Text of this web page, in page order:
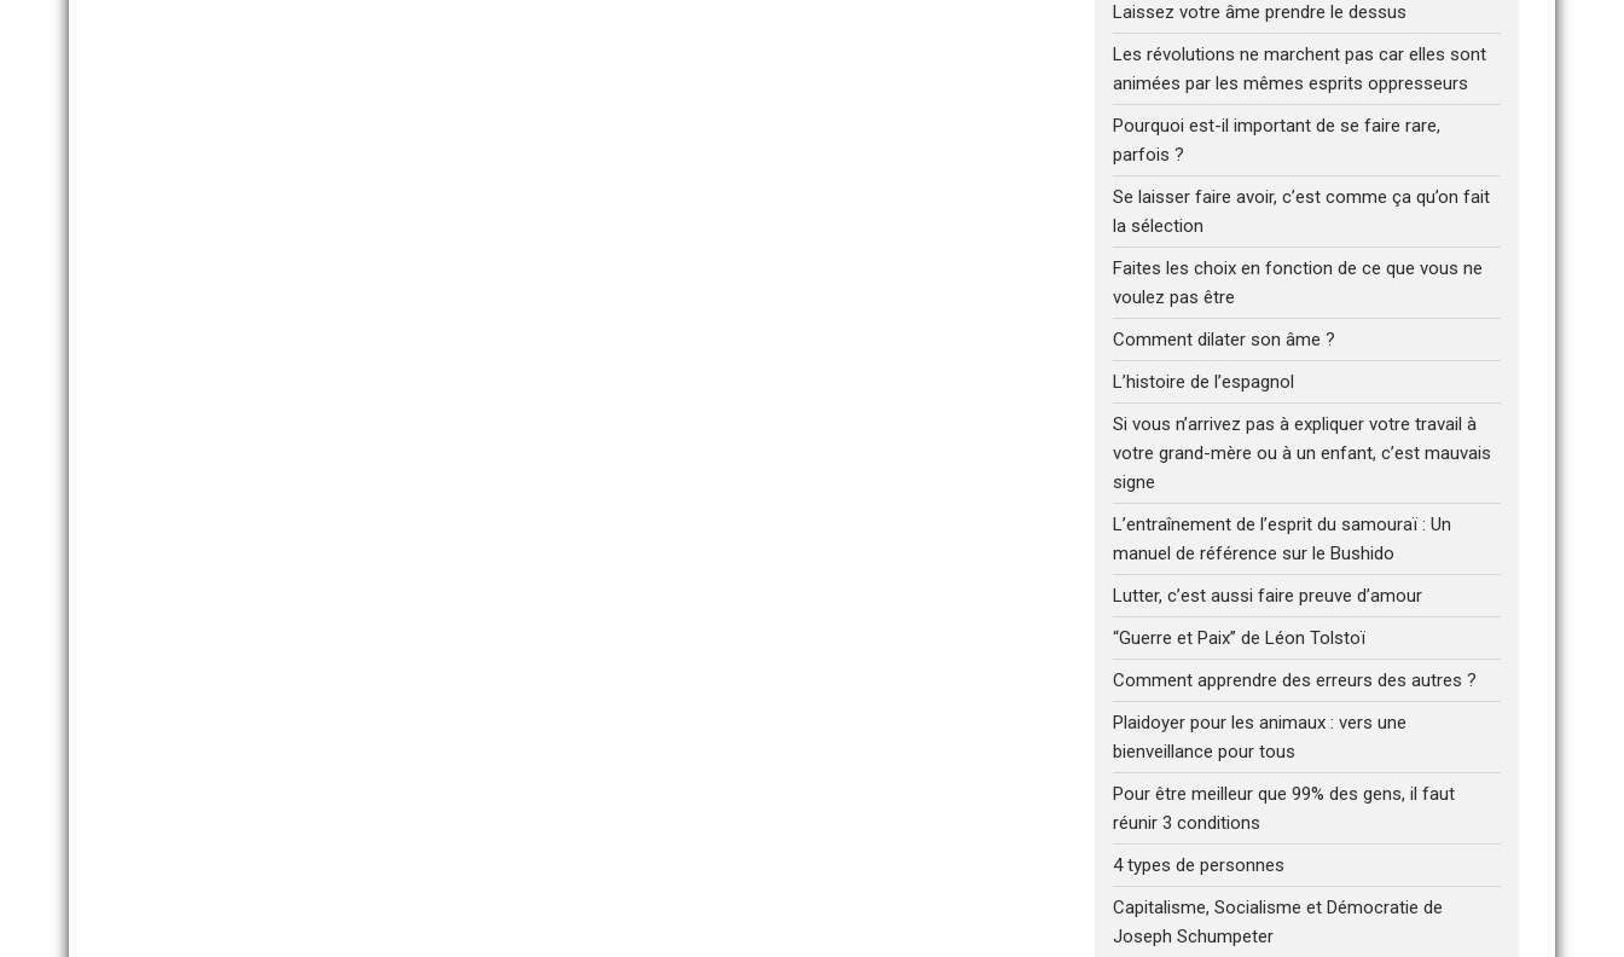
Laissez votre âme prendre le dessus
Les révolutions ne marchent pas car elles sont
animées par les mêmes esprits oppresseurs
Pourquoi est-il important de se faire rare,
parfois ?
Se laisser faire avoir, c’est comme ça qu’on fait
la sélection
Faites les choix en fonction de ce que vous ne
voulez pas être
Comment dilater son âme ?
L’histoire de l’espagnol
Si vous n’arrivez pas à expliquer votre travail à
votre grand-mère ou à un enfant, c’est mauvais
signe
L’entraînement de l’esprit du samouraï : Un
manuel de référence sur le Bushido
Lutter, c’est aussi faire preuve d’amour
“Guerre et Paix” de Léon Tolstoï
Comment apprendre des erreurs des autres ?
Plaidoyer pour les animaux : vers une
bienveillance pour tous
Pour être meilleur que 99% des gens, il faut
réunir 3 conditions
4 types de personnes
Capitalisme, Socialisme et Démocratie de
Joseph Schumpeter